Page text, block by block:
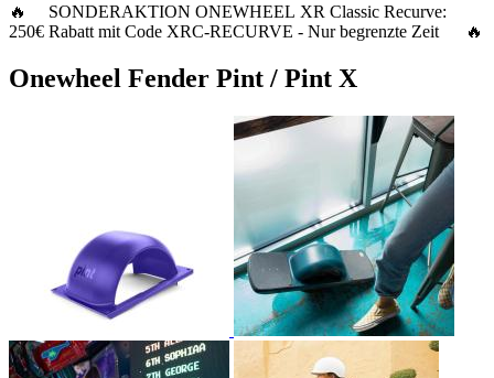
🔥 SONDERAKTION ONEWHEEL XR Classic Recurve:
250€ Rabatt mit Code XRC-RECURVE - Nur begrenzte Zeit 🔥
Onewheel Fender Pint / Pint X